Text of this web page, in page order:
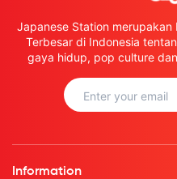
Japanese Station
Terbesar di Indonesia
gaya hidup, pop culture
Information